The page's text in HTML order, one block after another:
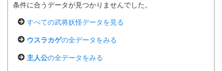
条件に合うデータが見つかりませんでした。
すべての武将妖怪データを見る
ウスラカゲの全データをみる
主人公の全データをみる